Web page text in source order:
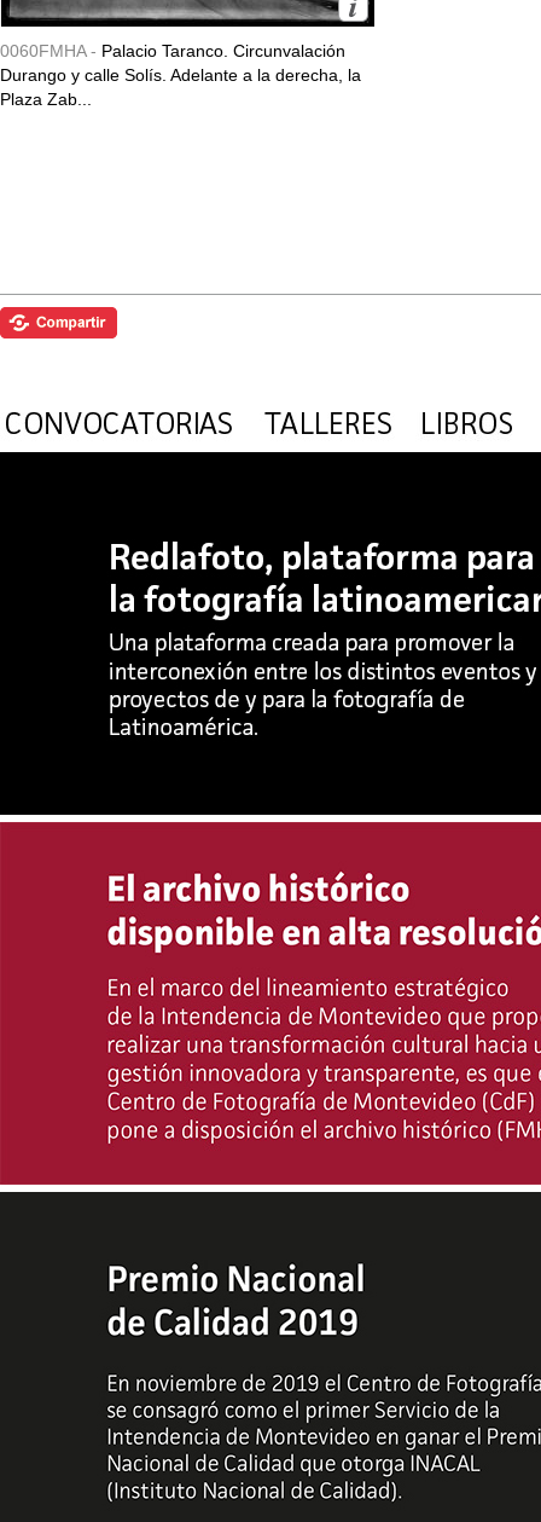
0060FMHA - Palacio Taranco. Circunvalación
Durango y calle Solís. Adelante a la derecha, la
Plaza Zab...